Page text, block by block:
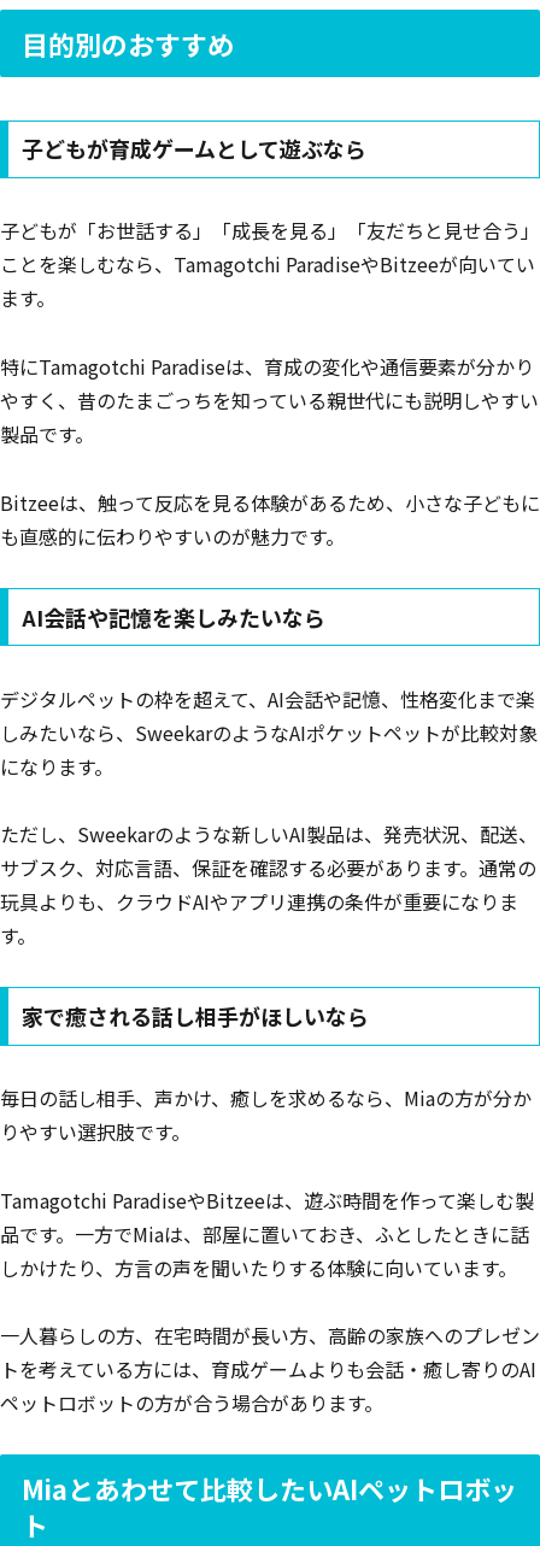
目的別のおすすめ
子どもが育成ゲームとして遊ぶなら
子どもが「お世話する」「成長を見る」「友だちと見せ合う」
ことを楽しむなら、Tamagotchi ParadiseやBitzeeが向いてい
ます。
特にTamagotchi Paradiseは、育成の変化や通信要素が分かり
やすく、昔のたまごっちを知っている親世代にも説明しやすい
製品です。
Bitzeeは、触って反応を見る体験があるため、小さな子どもに
も直感的に伝わりやすいのが魅力です。
AI会話や記憶を楽しみたいなら
デジタルペットの枠を超えて、AI会話や記憶、性格変化まで楽
しみたいなら、SweekarのようなAIポケットペットが比較対象
になります。
ただし、Sweekarのような新しいAI製品は、発売状況、配送、
サブスク、対応言語、保証を確認する必要があります。通常の
玩具よりも、クラウドAIやアプリ連携の条件が重要になりま
す。
家で癒される話し相手がほしいなら
毎日の話し相手、声かけ、癒しを求めるなら、Miaの方が分か
りやすい選択肢です。
Tamagotchi ParadiseやBitzeeは、遊ぶ時間を作って楽しむ製
品です。一方でMiaは、部屋に置いておき、ふとしたときに話
しかけたり、方言の声を聞いたりする体験に向いています。
一人暮らしの方、在宅時間が長い方、高齢の家族へのプレゼン
トを考えている方には、育成ゲームよりも会話・癒し寄りのAI
ペットロボットの方が合う場合があります。
Miaとあわせて比較したいAIペットロボッ
ト